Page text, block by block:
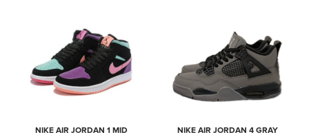
NIKE AIR JORDAN 1 MID
NIKE AIR JORDAN 4 GRAY